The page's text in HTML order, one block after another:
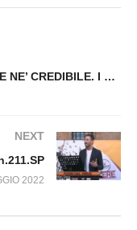
L’UE NON E’ IMPARZIALE NE’ CREDIBILE. I CRIMINI DI GUERRA IN UCRAINA RIMARRANNO IMPUNITI! Fuori dal Virus n.208.SP
NEXT
2022